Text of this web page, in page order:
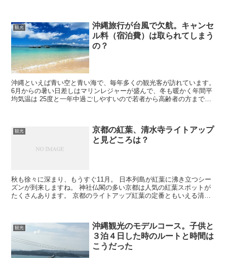
観光
沖縄旅行が台風で欠航。キャンセ
ル料（宿泊費）は取られてしまう
の？
沖縄といえば青い空と青い海で、毎年多くの観光客が訪れています。
6月からの暑い日差しはマリンレジャーが盛んで、冬も暖かく年間平
均気温は 25度と一年中過ごしやすいので若者から高齢者の方まで旅
観光
京都の紅葉、清水寺ライトアップ
と見どころは？
秋も徐々に深まり、もうすぐ11月。 日本列島が紅葉に沸き立つシー
ズンが到来しますね。 神社仏閣の多い京都は人気の紅葉スポットが
たくさんあります。 京都のライトアップ紅葉の定番ともいえる清水
観光
沖縄観光のモデルコース。子供と
３泊４日した時のルートと時間は
こうだった